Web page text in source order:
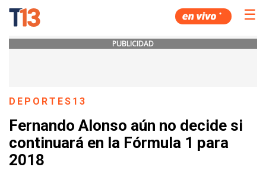
☰
PUBLICIDAD
DEPORTES13
Fernando Alonso aún no decide si
continuará en la Fórmula 1 para
2018